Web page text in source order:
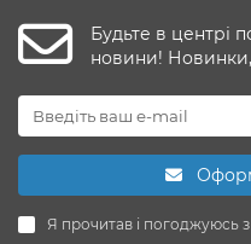
Будьте в центрі
новини! Новинки,
Я прочитав і погоджуюсь